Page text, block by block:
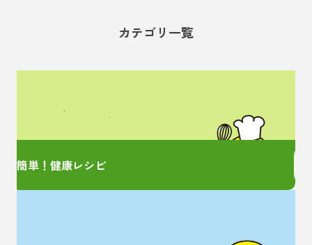
カテゴリ一覧
簡単レシピをご紹介！
簡単！健康レシピ